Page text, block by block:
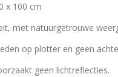
x 100 cm
met natuurgetrouwe
op plotter en geen
geen lichtreflecties.